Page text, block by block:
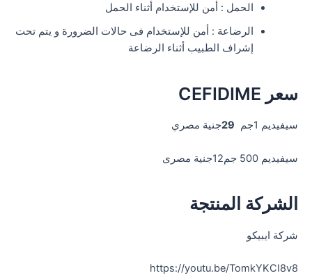
الحمل : أمن للإستخدام أثناء الحمل
الرضاعة : أمن للإستخدام فى حالات الضرورة و يتم تحت
إشراف الطبيب أثناء الرضاعة
سعر CEFIDIME
سيفيديم 1جم 29جنية مصري
سيفيديم 500 جم 12جنية مصرى
الشركة المنتجة
شركة ايبيكو
https://youtu.be/TomkYKCI8v8